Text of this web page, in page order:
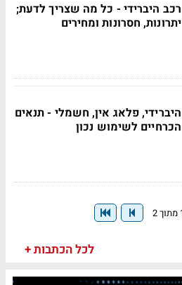
רכב היברידי - כל מה שצריך לדעת;
יתרונות, חסרונות ומחירים
היברידי, פלאג אין, חשמלי - תנאים
הכרחיים לשימוש נכון
לכל הכתבות +